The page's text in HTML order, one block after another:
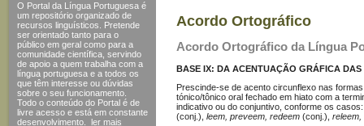
O Portal da Língua Portuguesa é
um repositório organizado de
recursos linguísticos. Pretende
ser orientado tanto para o
público em geral como para a
comunidade científica, servindo
de apoio a quem trabalha com a
língua portuguesa e a todos os
que têm interesse ou dúvidas
sobre o seu funcionamento.
Todo o conteúdo do Portal é de
livre acesso e está em constante
desenvolvimento.
ler mais
Acordo Ortográfico
Acordo Ortográfico da Língua
BASE IX: DA ACENTUAÇÃO GRÁFICA DAS
Prescinde-se de acento circunflexo nas
tónico/tônico oral fechado em hiato com a
indicativo ou do conjuntivo, conforme os
(conj.), leem, preveem, redeem (conj.), releem,